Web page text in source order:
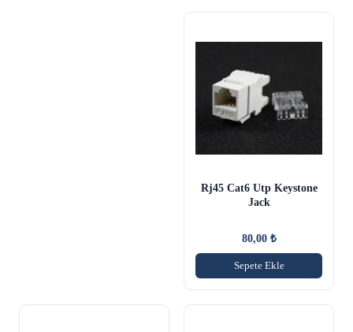
Rj45 Cat6 Utp Keystone
Jack
80,00 ₺
Sepete Ekle